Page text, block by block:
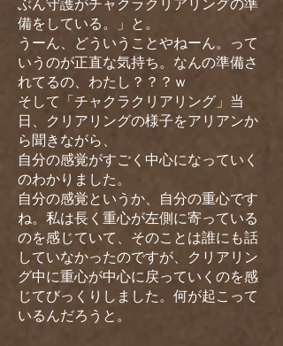
ぶん守護がチャクラクリアリングの準
備をしている。」と。
うーん、どういうことやねーん。って
いうのが正直な気持ち。なんの準備さ
れてるの、わたし？？？ｗ
そして「チャクラクリアリング」当
日、クリアリングの様子をアリアンか
ら聞きながら、
自分の感覚がすごく中心になっていく
のわかりました。
自分の感覚というか、自分の重心です
ね。私は長く重心が左側に寄っている
のを感じていて、そのことは誰にも話
していなかったのですが、クリアリン
グ中に重心が中心に戻っていくのを感
じてびっくりしました。何が起こって
いるんだろうと。